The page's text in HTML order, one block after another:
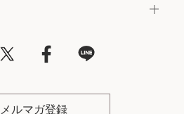
メルマガ登録